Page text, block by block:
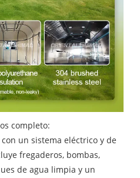
completo:
un sistema eléctrico y de
fregaderos, bombas,
de agua limpia y un